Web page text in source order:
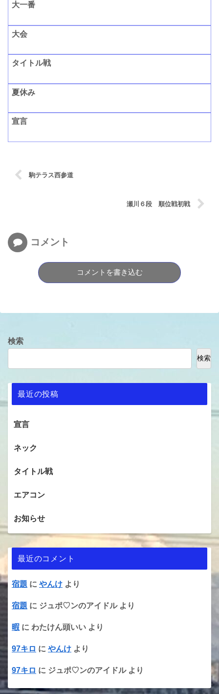
大一番
大会
タイトル戦
夏休み
宣言
駒テラス西参道
瀬川６段 順位戦初戦
コメント
コメントを書き込む
検索
検索
最近の投稿
宣言
ネック
タイトル戦
エアコン
お知らせ
最近のコメント
宿題 に やんけ より
宿題 に ジュポ♡ンのアイドルより
暇 に わたけん頭いい より
97キロ に やんけ より
97キロ に ジュポ♡ンのアイドルより